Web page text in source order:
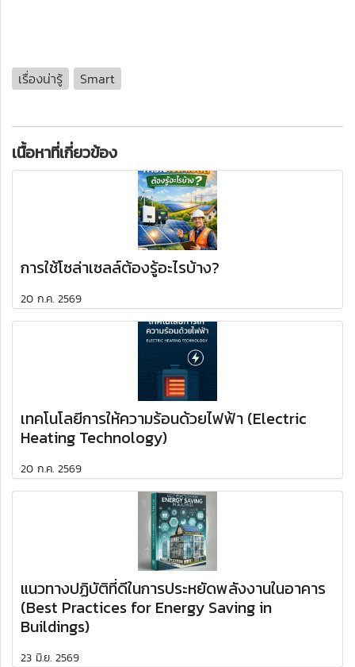
เรื่องน่ารู้ Smart
เนื้อหาที่เกี่ยวข้อง
การใช้โซล่าเซลล์ต้องรู้อะไรบ้าง?
20 ก.ค. 2569
เทคโนโลยีการให้ความร้อนด้วยไฟฟ้า (Electric
Heating Technology)
20 ก.ค. 2569
แนวทางปฏิบัติที่ดีในการประหยัดพลังงานในอาคาร
(Best Practices for Energy Saving in
Buildings)
23 มิ.ย. 2569